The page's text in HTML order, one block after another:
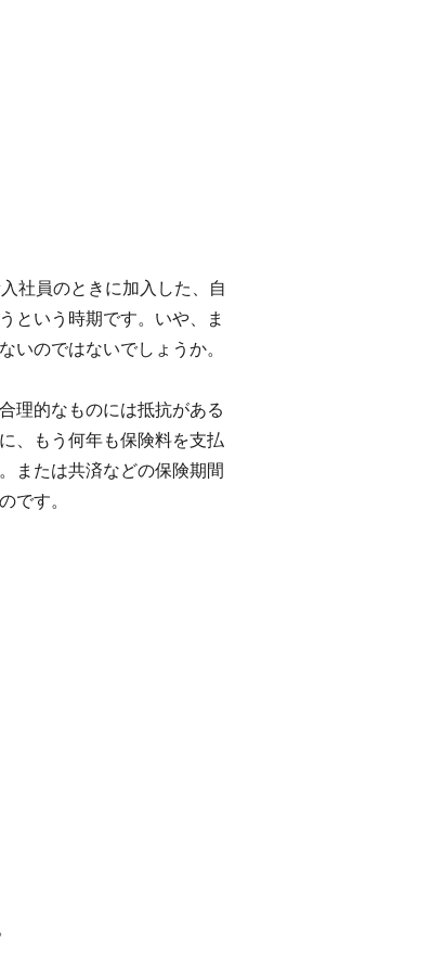
社員のときに加入した、自
という時期です。いや、ま
いのではないでしょうか。
理的なものには抵抗がある
、もう何年も保険料を支払
または共済などの保険期間
です。